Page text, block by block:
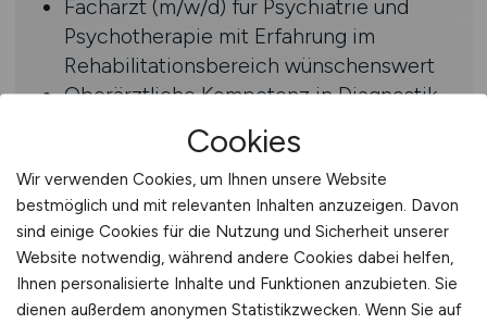
Facharzt (m/w/d) für Psychiatrie und
Psychotherapie mit Erfahrung im
Rehabilitationsbereich wünschenswert
Oberärztliche Kompetenz in Diagnostik,
Therapieplanung sowie in der Erstellung
medizinischer Gutachten
Strukturierte, selbstständige
Arbeitsweise sowie ausgeprägte
Kommunikations- und Teamfähigkeit
Benefits
Cookies
Wir verwenden Cookies, um Ihnen unsere Website
bestmöglich und mit relevanten Inhalten anzuzeigen. Davon
sind einige Cookies für die Nutzung und Sicherheit unserer
Website notwendig, während andere Cookies dabei helfen,
Ihnen personalisierte Inhalte und Funktionen anzubieten. Sie
dienen außerdem anonymen Statistikzwecken. Wenn Sie auf